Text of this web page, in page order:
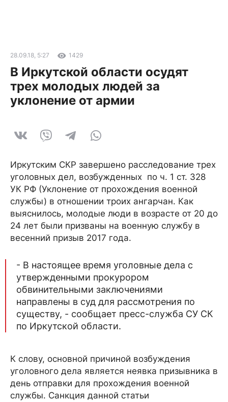
28.09.18, 5:27 1429
В Иркутской области осудят
трех молодых людей за
уклонение от армии
Иркутским СКР завершено расследование трех
уголовных дел, возбужденных по ч. 1 ст. 328
УК РФ (Уклонение от прохождения военной
службы) в отношении троих ангарчан. Как
выяснилось, молодые люди в возрасте от 20 до
24 лет были призваны на военную службу в
весенний призыв 2017 года.
- В настоящее время уголовные дела с
утвержденными прокурором
обвинительными заключениями
направлены в суд для рассмотрения по
существу, - сообщает пресс-служба СУ СК
по Иркутской области.
К слову, основной причиной возбуждения
уголовного дела является неявка призывника в
день отправки для прохождения военной
службы. Санкция данной статьи